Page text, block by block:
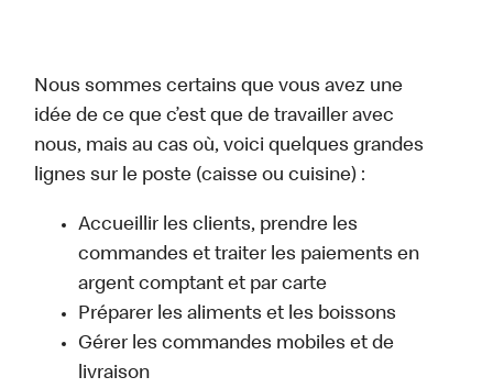
Nous sommes certains que vous avez une
idée de ce que c’est que de travailler avec
nous, mais au cas où, voici quelques grandes
lignes sur le poste (caisse ou cuisine) :
Accueillir les clients, prendre les
commandes et traiter les paiements en
argent comptant et par carte
Préparer les aliments et les boissons
Gérer les commandes mobiles et de
livraison